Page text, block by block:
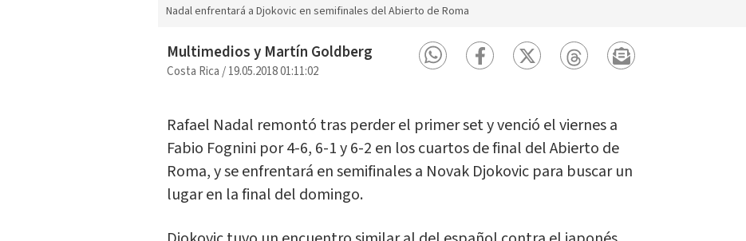
Nadal enfrentará a Djokovic en semifinales del Abierto de Roma
Multimedios y Martín Goldberg
Costa Rica/19.05.2018 01:11:02
Rafael Nadal remontó tras perder el primer set y venció el viernes a
Fabio Fognini por 4-6, 6-1 y 6-2 en los cuartos de final del Abierto de
Roma, y se enfrentará en semifinales a Novak Djokovic para buscar un
lugar en la final del domingo.